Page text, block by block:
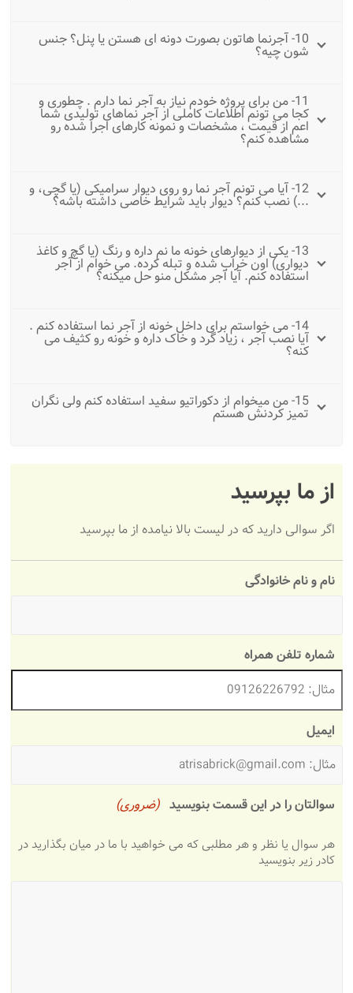
10- آجرنما هاتون بصورت دونه ای هستن یا پنل؟ جنس
شون چیه؟
11- من برای پروژه خودم نیاز به آجر نما دارم . چطوری و
کجا می تونم اطلاعات کاملی از آجر نماهای تولیدی شما
اعم از قیمت ، مشخصات و نمونه کارهای اجرا شده رو
مشاهده کنم؟
12- آیا می تونم آجر نما رو روی دیوار سرامیکی (یا گچی، و
...) نصب کنم؟ دیوار باید شرایط خاصی داشته باشه؟
13- یکی از دیوارهای خونه ما نم داره و رنگ (یا گچ و کاغذ
دیواری) اون خراب شده و تبله کرده. می خوام از آجر
استفاده کنم. آیا آجر مشکل منو حل میکنه؟
14- می خواستم برای داخل خونه از آجر نما استفاده کنم .
آیا نصب آجر ، زیاد گرد و خاک داره و خونه رو کثیف می
کنه؟
15- من میخوام از دکوراتیو سفید استفاده کنم ولی نگران
تمیز کردنش هستم
از ما بپرسید
اگر سوالی دارید که در لیست بالا نیامده از ما بپرسید
نام و نام خانوادگی
شماره تلفن همراه
ایمیل
سوالتان را در این قسمت بنویسید (ضروری)
هر سوال یا نظر و هر مطلبی که می خواهید با ما در میان بگذارید در
کادر زیر بنویسید